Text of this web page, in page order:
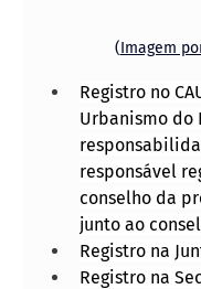
(Imagem
Registro no
Urbanismo do
responsável
conselho da
junto ao
Registro na
Registro na